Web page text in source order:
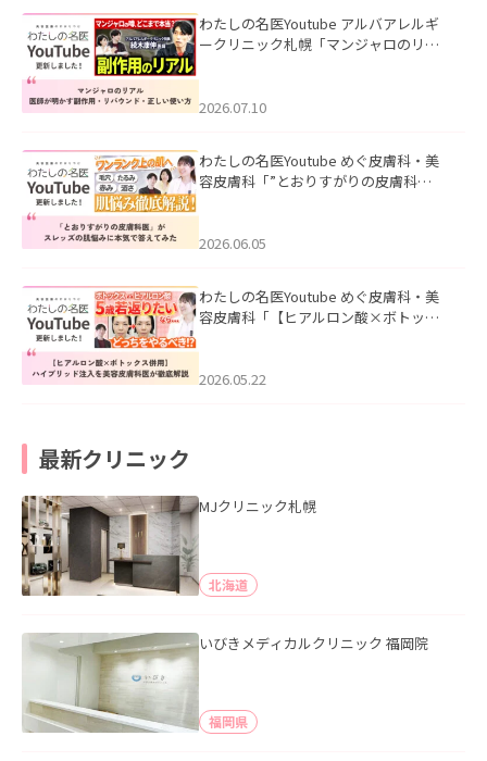
わたしの名医Youtube アルバアレルギ
ークリニック札幌「マンジャロのリア
た。
2026.07.10
わたしの名医Youtube めぐ皮膚科・美
容皮膚科「”とおりすがりの皮膚科
2026.06.05
わたしの名医Youtube めぐ皮膚科・美
容皮膚科「【ヒアルロン酸×ボトック
た。
2026.05.22
最新クリニック
MJクリニック札幌
北海道
いびきメディカルクリニック 福岡院
福岡県